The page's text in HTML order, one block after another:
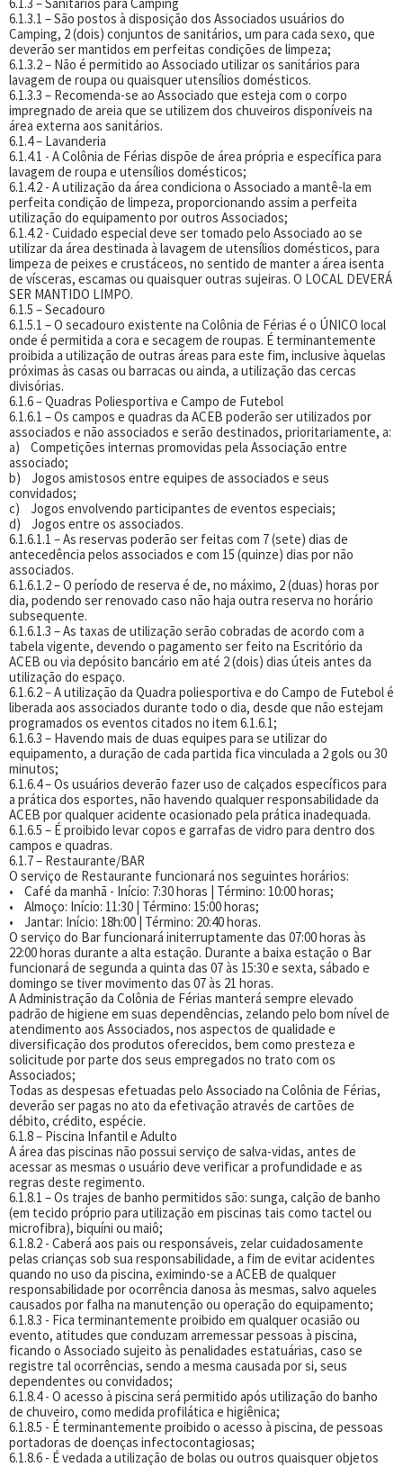
6.1.3 – Sanitários para Camping
6.1.3.1 – São postos à disposição dos Associados usuários do
Camping, 2 (dois) conjuntos de sanitários, um para cada sexo, que
deverão ser mantidos em perfeitas condições de limpeza;
6.1.3.2 – Não é permitido ao Associado utilizar os sanitários para
lavagem de roupa ou quaisquer utensílios domésticos.
6.1.3.3 – Recomenda-se ao Associado que esteja com o corpo
impregnado de areia que se utilizem dos chuveiros disponíveis na
área externa aos sanitários.
6.1.4 – Lavanderia
6.1.4.1 - A Colônia de Férias dispõe de área própria e específica para
lavagem de roupa e utensílios domésticos;
6.1.4.2 - A utilização da área condiciona o Associado a mantê-la em
perfeita condição de limpeza, proporcionando assim a perfeita
utilização do equipamento por outros Associados;
6.1.4.2 - Cuidado especial deve ser tomado pelo Associado ao se
utilizar da área destinada à lavagem de utensílios domésticos, para
limpeza de peixes e crustáceos, no sentido de manter a área isenta
de vísceras, escamas ou quaisquer outras sujeiras. O LOCAL DEVERÁ
SER MANTIDO LIMPO.
6.1.5 – Secadouro
6.1.5.1 – O secadouro existente na Colônia de Férias é o ÚNICO local
onde é permitida a cora e secagem de roupas. É terminantemente
proibida a utilização de outras áreas para este fim, inclusive àquelas
próximas às casas ou barracas ou ainda, a utilização das cercas
divisórias.
6.1.6 – Quadras Poliesportiva e Campo de Futebol
6.1.6.1 – Os campos e quadras da ACEB poderão ser utilizados por
associados e não associados e serão destinados, prioritariamente, a:
a) Competições internas promovidas pela Associação entre
associado;
b) Jogos amistosos entre equipes de associados e seus
convidados;
c) Jogos envolvendo participantes de eventos especiais;
d) Jogos entre os associados.
6.1.6.1.1 – As reservas poderão ser feitas com 7 (sete) dias de
antecedência pelos associados e com 15 (quinze) dias por não
associados.
6.1.6.1.2 – O período de reserva é de, no máximo, 2 (duas) horas por
dia, podendo ser renovado caso não haja outra reserva no horário
subsequente.
6.1.6.1.3 – As taxas de utilização serão cobradas de acordo com a
tabela vigente, devendo o pagamento ser feito na Escritório da
ACEB ou via depósito bancário em até 2 (dois) dias úteis antes da
utilização do espaço.
6.1.6.2 – A utilização da Quadra poliesportiva e do Campo de Futebol é
liberada aos associados durante todo o dia, desde que não estejam
programados os eventos citados no item 6.1.6.1;
6.1.6.3 – Havendo mais de duas equipes para se utilizar do
equipamento, a duração de cada partida fica vinculada a 2 gols ou 30
minutos;
6.1.6.4 – Os usuários deverão fazer uso de calçados específicos para
a prática dos esportes, não havendo qualquer responsabilidade da
ACEB por qualquer acidente ocasionado pela prática inadequada.
6.1.6.5 – É proibido levar copos e garrafas de vidro para dentro dos
campos e quadras.
6.1.7 – Restaurante/BAR
O serviço de Restaurante funcionará nos seguintes horários:
• Café da manhã - Início: 7:30 horas | Término: 10:00 horas;
• Almoço: Início: 11:30 | Término: 15:00 horas;
• Jantar: Início: 18h:00 | Término: 20:40 horas.
O serviço do Bar funcionará initerruptamente das 07:00 horas às
22:00 horas durante a alta estação. Durante a baixa estação o Bar
funcionará de segunda a quinta das 07 às 15:30 e sexta, sábado e
domingo se tiver movimento das 07 às 21 horas.
A Administração da Colônia de Férias manterá sempre elevado
padrão de higiene em suas dependências, zelando pelo bom nível de
atendimento aos Associados, nos aspectos de qualidade e
diversificação dos produtos oferecidos, bem como presteza e
solicitude por parte dos seus empregados no trato com os
Associados;
Todas as despesas efetuadas pelo Associado na Colônia de Férias,
deverão ser pagas no ato da efetivação através de cartões de
débito, crédito, espécie.
6.1.8 – Piscina Infantil e Adulto
A área das piscinas não possui serviço de salva-vidas, antes de
acessar as mesmas o usuário deve verificar a profundidade e as
regras deste regimento.
6.1.8.1 – Os trajes de banho permitidos são: sunga, calção de banho
(em tecido próprio para utilização em piscinas tais como tactel ou
microfibra), biquíni ou maiô;
6.1.8.2 - Caberá aos pais ou responsáveis, zelar cuidadosamente
pelas crianças sob sua responsabilidade, a fim de evitar acidentes
quando no uso da piscina, eximindo-se a ACEB de qualquer
responsabilidade por ocorrência danosa às mesmas, salvo aqueles
causados por falha na manutenção ou operação do equipamento;
6.1.8.3 - Fica terminantemente proibido em qualquer ocasião ou
evento, atitudes que conduzam arremessar pessoas à piscina,
ficando o Associado sujeito às penalidades estatuárias, caso se
registre tal ocorrências, sendo a mesma causada por si, seus
dependentes ou convidados;
6.1.8.4 - O acesso à piscina será permitido após utilização do banho
de chuveiro, como medida profilática e higiênica;
6.1.8.5 - É terminantemente proibido o acesso à piscina, de pessoas
portadoras de doenças infectocontagiosas;
6.1.8.6 - É vedada a utilização de bolas ou outros quaisquer objetos